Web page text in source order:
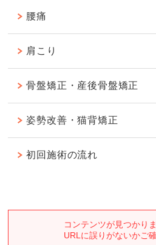
腰痛
肩こり
骨盤矯正・産後骨盤矯正
姿勢改善・猫背矯正
初回施術の流れ